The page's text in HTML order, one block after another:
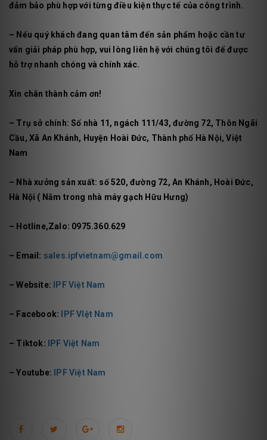
đảm bảo phù hợp với từng điều kiện thực tế của công trình.
– Nếu quý khách đang quan tâm đến sản phẩm hoặc cần tư
vấn giải pháp phù hợp, vui lòng liên hệ với chúng tôi để được
hỗ trợ nhanh chóng và chính xác.
Xin chân thành cảm ơn!
– Trụ sở chính: Số nhà 11, ngách 111/43, đường 72, Thôn Ngãi
Cầu, Xã An Khánh, Huyện Hoài Đức, Thành phố Hà Nội, Việt
Nam
– Nhà xưởng sản xuất: số 520, đường 72, An Khánh, Hoài Đức,
Hà Nội ( Nằm trong nhà máy gạch Hữu Hưng)
– Hotline,Zalo: 0975.360.629
– Email: sales.ipfvietnam@gmail.com
– Website: IPF Việt Nam
– Facebook: IPF VIệt Nam
– Tiktok: IPF Việt Nam
– Youtube: IPF Việt Nam